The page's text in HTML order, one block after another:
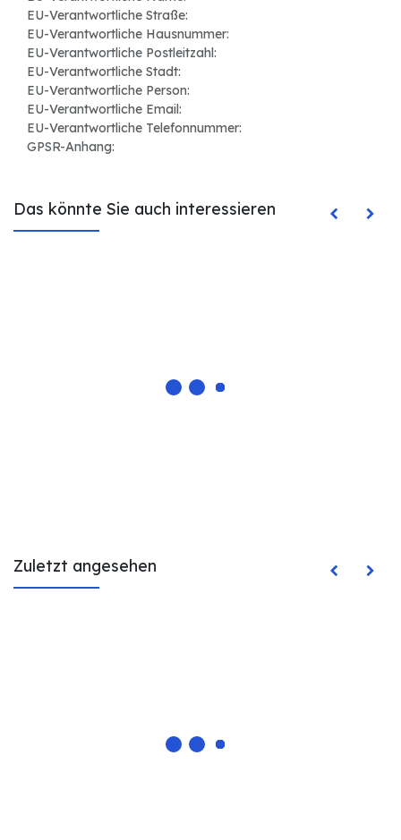
EU-Verantwortliche Straße:
EU-Verantwortliche Hausnummer:
EU-Verantwortliche Postleitzahl:
EU-Verantwortliche Stadt:
EU-Verantwortliche Person:
EU-Verantwortliche Email:
EU-Verantwortliche Telefonnummer:
GPSR-Anhang:
Das könnte Sie auch interessieren
Zuletzt angesehen